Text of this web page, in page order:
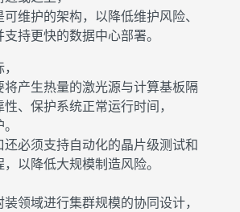
维护的架构，以降低维护风险、
持更快的数据中心部署。
将产生热量的激光源与计算基板隔
、保护系统正常运行时间，
必须支持自动化的晶片级测试和
以降低大规模制造风险。
领域进行集群规模的协同设计，